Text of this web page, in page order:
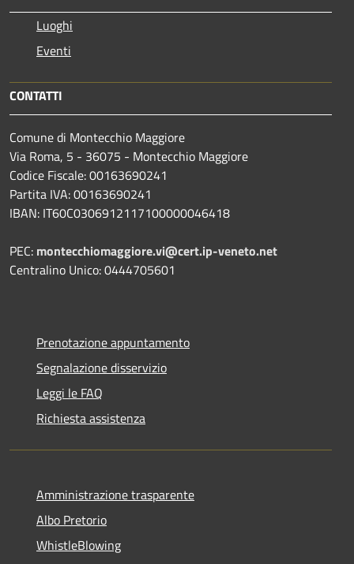
Luoghi
Eventi
CONTATTI
Comune di Montecchio Maggiore
Via Roma, 5 - 36075 - Montecchio Maggiore
Codice Fiscale: 00163690241
Partita IVA: 00163690241
IBAN: IT60C0306912117100000046418
PEC: montecchiomaggiore.vi@cert.ip-veneto.net
Centralino Unico: 0444705601
Prenotazione appuntamento
Segnalazione disservizio
Leggi le FAQ
Richiesta assistenza
Amministrazione trasparente
Albo Pretorio
WhistleBlowing